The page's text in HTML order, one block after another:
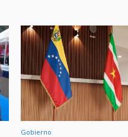
Gobierno